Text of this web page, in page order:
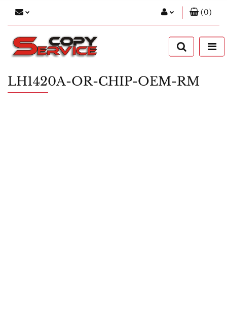
Zaloguj się
Zarejestruj się
(0)
LH1420A-OR-CHIP-OEM-RM